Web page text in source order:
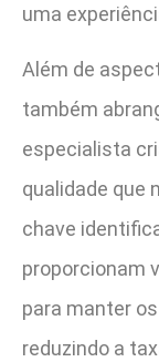
uma
Além de
também
especialista
qualidade que
chave
proporcionam
para manter
reduzindo a